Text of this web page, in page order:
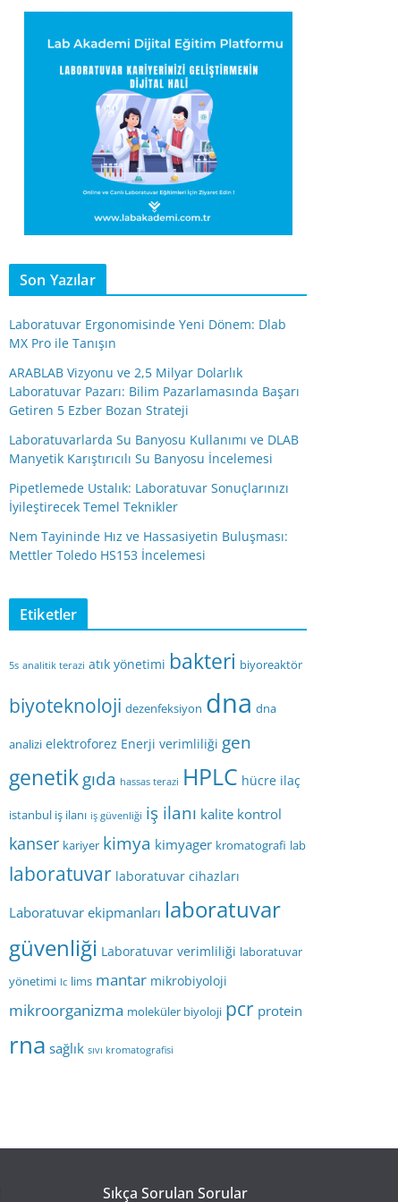
Son Yazılar
Laboratuvar Ergonomisinde Yeni Dönem: Dlab
MX Pro ile Tanışın
ARABLAB Vizyonu ve 2,5 Milyar Dolarlık
Laboratuvar Pazarı: Bilim Pazarlamasında Başarı
Getiren 5 Ezber Bozan Strateji
Laboratuvarlarda Su Banyosu Kullanımı ve DLAB
Manyetik Karıştırıcılı Su Banyosu İncelemesi
Pipetlemede Ustalık: Laboratuvar Sonuçlarınızı
İyileştirecek Temel Teknikler
Nem Tayininde Hız ve Hassasiyetin Buluşması:
Mettler Toledo HS153 İncelemesi
Etiketler
5s analitik terazi atık yönetimi bakteri biyoreaktör
biyoteknoloji dezenfeksiyon dna dna
analizi elektroforez Enerji verimliliği gen
genetikgıda hassas terazi HPLC hücre ilaç
istanbul iş ilanı iş güvenliği iş ilanı kalite kontrol
kanser kariyer kimya kimyager kromatografi lab
laboratuvar laboratuvar cihazları
Laboratuvar ekipmanları laboratuvar
güvenliği Laboratuvar verimliliği laboratuvar
yönetimi lc lims mantar mikrobiyoloji
mikroorganizma moleküler biyoloji pcr protein
rna sağlık sıvı kromatografisi
Sıkça Sorulan Sorular